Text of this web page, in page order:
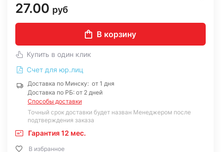
27.00 руб
В корзину
Купить в один клик
Счет для юр.лиц
Доставка по Минску: от 1 дня
Доставка по РБ: от 2 дней
Способы доставки
Точный срок доставки будет назван Менеджером после
подтверждения заказа
Гарантия 12 мес.
В избранное